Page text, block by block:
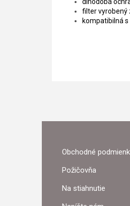
filter vyrobený
kompatibilná
Obchodné
Požičovňa
Na stiahnutie